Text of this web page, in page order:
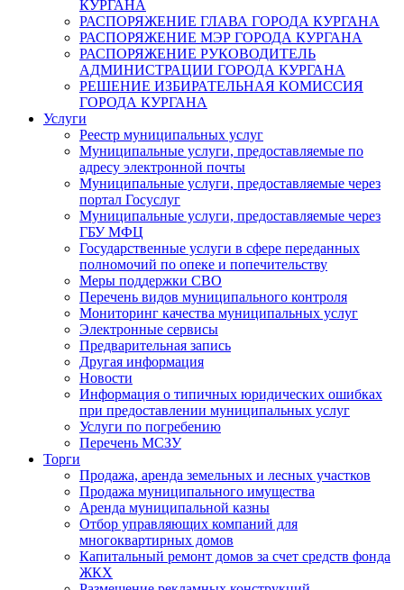
КУРГАНА
РАСПОРЯЖЕНИЕ ГЛАВА ГОРОДА КУРГАНА
РАСПОРЯЖЕНИЕ МЭР ГОРОДА КУРГАНА
РАСПОРЯЖЕНИЕ РУКОВОДИТЕЛЬ
АДМИНИСТРАЦИИ ГОРОДА КУРГАНА
РЕШЕНИЕ ИЗБИРАТЕЛЬНАЯ КОМИССИЯ
ГОРОДА КУРГАНА
Услуги
Реестр муниципальных услуг
Муниципальные услуги, предоставляемые по
адресу электронной почты
Муниципальные услуги, предоставляемые через
портал Госуслуг
Муниципальные услуги, предоставляемые через
ГБУ МФЦ
Государственные услуги в сфере переданных
полномочий по опеке и попечительству
Меры поддержки СВО
Перечень видов муниципального контроля
Мониторинг качества муниципальных услуг
Электронные сервисы
Предварительная запись
Другая информация
Новости
Информация о типичных юридических ошибках
при предоставлении муниципальных услуг
Услуги по погребению
Перечень МСЗУ
Торги
Продажа, аренда земельных и лесных участков
Продажа муниципального имущества
Аренда муниципальной казны
Отбор управляющих компаний для
многоквартирных домов
Капитальный ремонт домов за счет средств фонда
ЖКХ